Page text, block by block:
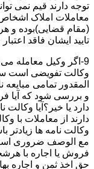
توجه دارند قیم نمی
معاملات املاک
(مقام قضایی)بوده و
تایید ایشان فاقد
9-اگر وکیل معامله
وکالت تفویضی است
المقدور تمامی
و بررسی شود که آیا
دارد یا خیر؟آیا وکالت
دارند از معاملات با
وکالت نامه ها زیادتر
مع الوصف ضروری
فروش یا اجاره با
حق اخذ ثمن و اجاره